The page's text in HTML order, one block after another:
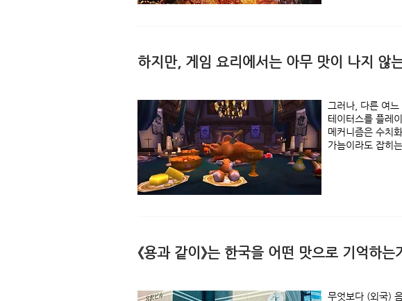
하지만, 게임 요리에서는 아무 맛이 나지 않
그러나, 다른 여
테이터스를 플레
메커니즘은 수치
가늠이라도 잡히
《용과 같이》는 한국을 어떤 맛으로 기억하
무엇보다 (외국)